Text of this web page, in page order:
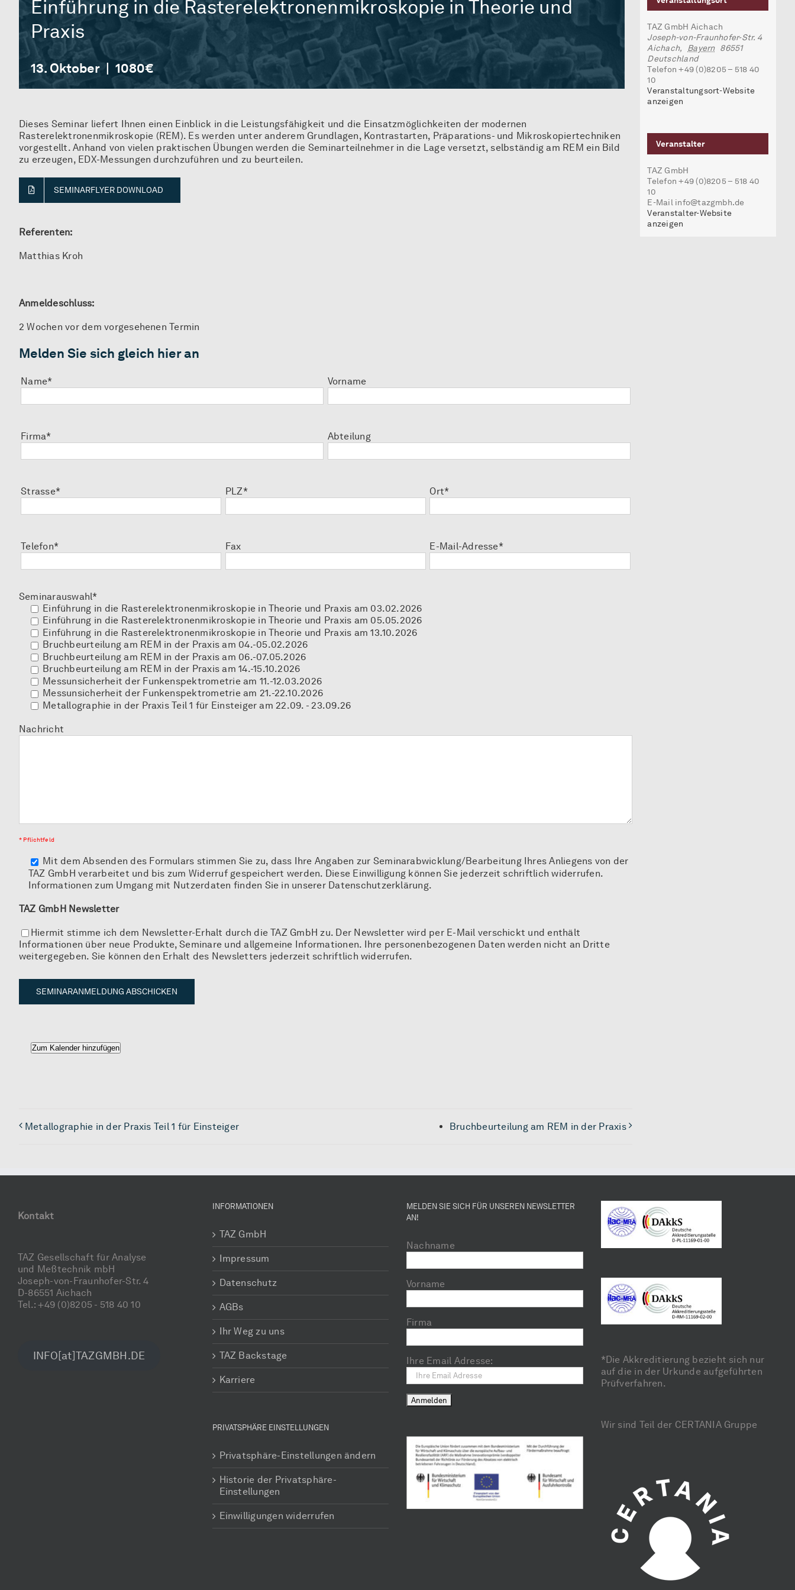
Einführung in die Rasterelektronenmikroskopie in Theorie und
Praxis
13. Oktober | 1080€
Dieses Seminar liefert Ihnen einen Einblick in die Leistungsfähigkeit und die Einsatzmöglichkeiten der modernen
Rasterelektronenmikroskopie (REM). Es werden unter anderem Grundlagen, Kontrastarten, Präparations- und Mikroskopiertechniken
vorgestellt. Anhand von vielen praktischen Übungen werden die Seminarteilnehmer in die Lage versetzt, selbständig am REM ein Bild
zu erzeugen, EDX-Messungen durchzuführen und zu beurteilen.
SEMINARFLYER DOWNLOAD
Referenten:
Matthias Kroh
Anmeldeschluss:
2 Wochen vor dem vorgesehenen Termin
Melden Sie sich gleich hier an
Name* Vorname
Firma* Abteilung
Strasse* PLZ* Ort*
Telefon* Fax E-Mail-Adresse*
Seminarauswahl*
Einführung in die Rasterelektronenmikroskopie in Theorie und Praxis am 03.02.2026
Einführung in die Rasterelektronenmikroskopie in Theorie und Praxis am 05.05.2026
Einführung in die Rasterelektronenmikroskopie in Theorie und Praxis am 13.10.2026
Bruchbeurteilung am REM in der Praxis am 04.-05.02.2026
Bruchbeurteilung am REM in der Praxis am 06.-07.05.2026
Bruchbeurteilung am REM in der Praxis am 14.-15.10.2026
Messunsicherheit der Funkenspektrometrie am 11.-12.03.2026
Messunsicherheit der Funkenspektrometrie am 21.-22.10.2026
Metallographie in der Praxis Teil 1 für Einsteiger am 22.09. - 23.09.26
Nachricht
* Pflichtfeld
Mit dem Absenden des Formulars stimmen Sie zu, dass Ihre Angaben zur Seminarabwicklung/Bearbeitung Ihres Anliegens von der
TAZ GmbH verarbeitet und bis zum Widerruf gespeichert werden. Diese Einwilligung können Sie jederzeit schriftlich widerrufen.
Informationen zum Umgang mit Nutzerdaten finden Sie in unserer Datenschutzerklärung.
TAZ GmbH Newsletter
Hiermit stimme ich dem Newsletter-Erhalt durch die TAZ GmbH zu. Der Newsletter wird per E-Mail verschickt und enthält
Informationen über neue Produkte, Seminare und allgemeine Informationen. Ihre personenbezogenen Daten werden nicht an Dritte
weitergegeben. Sie können den Erhalt des Newsletters jederzeit schriftlich widerrufen.
Zum Kalender hinzufügen
Metallographie in der Praxis Teil 1 für Einsteiger Bruchbeurteilung am REM in der Praxis
TAZ GmbH Aichach
Joseph-von-Fraunhofer-Str. 4
Aichach, Bayern 86551
Deutschland
Telefon +49 (0)8205 – 518 40
10
Veranstaltungsort-Website
anzeigen
Veranstalter
TAZ GmbH
Telefon+49 (0)8205 – 518 40
10
E-Mail info@tazgmbh.de
Veranstalter-Website
anzeigen
Kontakt
TAZ Gesellschaft für Analyse
und Meßtechnik mbH
Joseph-von-Fraunhofer-Str. 4
D-86551 Aichach
Tel.: +49 (0)8205 - 518 40 10
INFO[at]TAZGMBH.DE
INFORMATIONEN
TAZ GmbH
Impressum
Datenschutz
AGBs
Ihr Weg zu uns
TAZ Backstage
Karriere
PRIVATSPHÄRE EINSTELLUNGEN
Privatsphäre-Einstellungen ändern
Historie der Privatsphäre-
Einstellungen
Einwilligungen widerrufen
MELDEN SIE SICH FÜR UNSEREN NEWSLETTER
AN!
Nachname
Vorname
Firma
Ihre Email Adresse:
*Die Akkreditierung bezieht sich nur
auf die in der Urkunde aufgeführten
Prüfverfahren.
Wir sind Teil der CERTANIA Gruppe